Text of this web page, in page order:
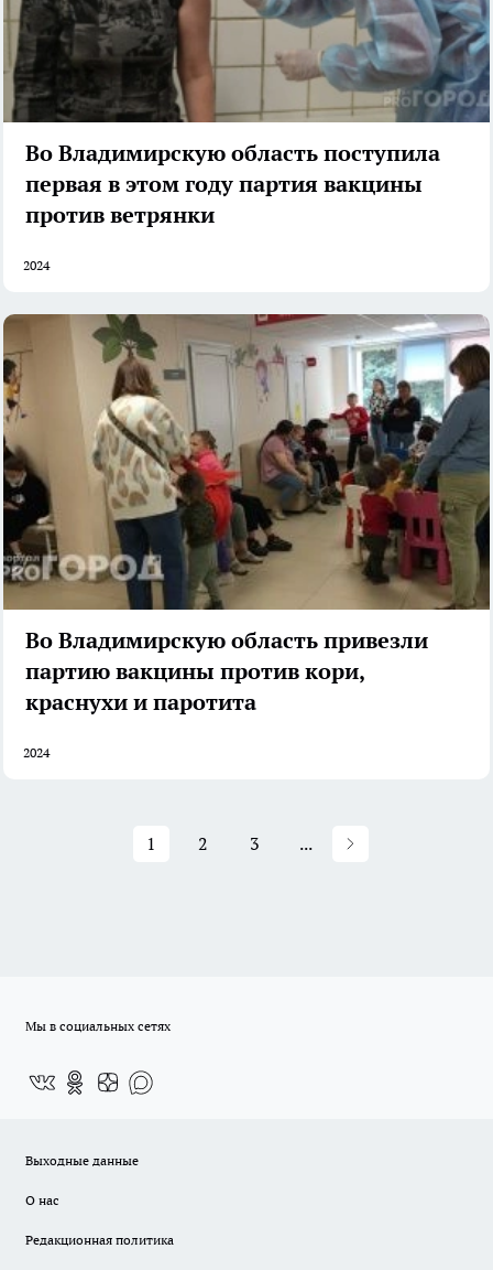
Во Владимирскую область поступила
первая в этом году партия вакцины
против ветрянки
2024
Во Владимирскую область привезли
партию вакцины против кори,
краснухи и паротита
2024
1 2 3 ...
Мы в социальных сетях
Выходные данные
О нас
Редакционная политика